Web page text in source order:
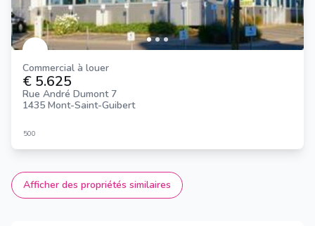
Commercial à louer
€ 5.625
Rue André Dumont 7
1435 Mont-Saint-Guibert
500
Afficher des propriétés similaires